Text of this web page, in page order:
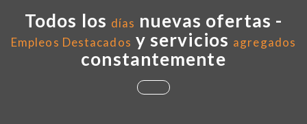
Todos los días nuevas ofertas -
Empleos Destacados y servicios agregados
constantemente